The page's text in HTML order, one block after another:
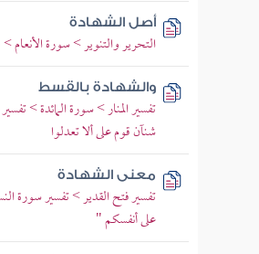
أصل الشهادة
التحرير والتنوير > سورة
والشهادة بالقسط
تفسير المنار > سورة المائدة >
شنآن قوم على ألا تعدلوا
معنى الشهادة
تفسير فتح القدير > تفسير سورة
على أنفسكم "